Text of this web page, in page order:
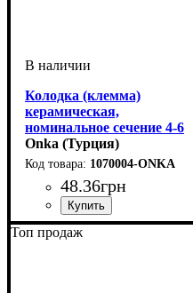
Колодка (клемма)
керамическая,
номинальное сечение 4-6
мм2, 2 полюса
Onka (Турция)
1070004-ONKA
48.36грн
Устройство: колодка
Количество полюсов: 2
Сечение: 6
Рабочая температура: 1000
Цвет: белый
Топ продаж